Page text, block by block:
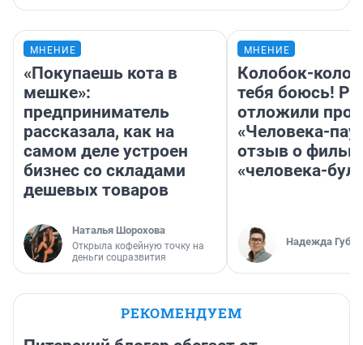
МНЕНИЕ
«Покупаешь кота в
мешке»:
предприниматель
рассказала, как на
самом деле устроен
бизнес со складами
дешевых товаров
Наталья Шорохова
Открыла кофейную точку на
деньги соцразвития
МНЕНИЕ
Колобок-
тебя боюсь!
отложили
«Человека-
отзыв о
«человека-
Надежда
РЕКОМЕНДУЕМ